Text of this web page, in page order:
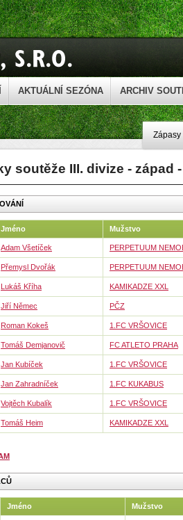
AKTUÁLNÍ SEZÓNA ARCHIV
Zápasy
soutěže III. divize - západ
Jméno Mužstvo
Adam Všetíček PERPETUUM
Přemysl Dvořák PERPETUUM
Lukáš Kříha KAMIKADZE XXL
Jiří Němec PČZ
Roman Kokeš 1.FC VRŠOVICE
Tomáš Demjanovič FC ATLETO PRAHA
Jan Kubíček 1.FC VRŠOVICE
Jan Zahradníček 1.FC KUKABUS
Vojtěch Kubalík 1.FC VRŠOVICE
Tomáš Heim KAMIKADZE XXL
Jméno Mužstvo